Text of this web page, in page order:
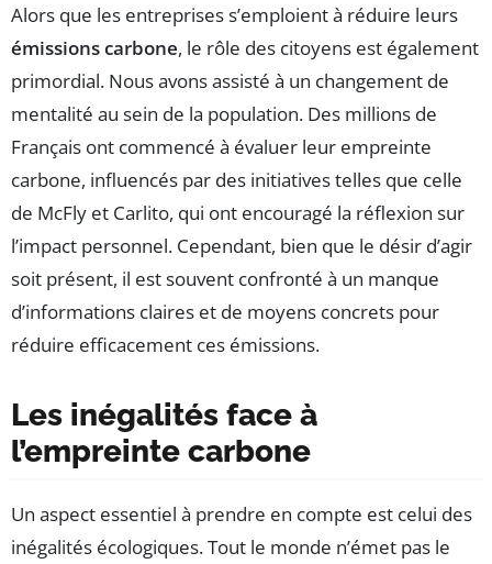
Alors que les entreprises s’emploient à réduire leurs
émissions carbone, le rôle des citoyens est également
primordial. Nous avons assisté à un changement de
mentalité au sein de la population. Des millions de
Français ont commencé à évaluer leur empreinte
carbone, influencés par des initiatives telles que celle
de McFly et Carlito, qui ont encouragé la réflexion sur
l’impact personnel. Cependant, bien que le désir d’agir
soit présent, il est souvent confronté à un manque
d’informations claires et de moyens concrets pour
réduire efficacement ces émissions.
Les inégalités face à
l’empreinte carbone
Un aspect essentiel à prendre en compte est celui des
inégalités écologiques. Tout le monde n’émet pas le